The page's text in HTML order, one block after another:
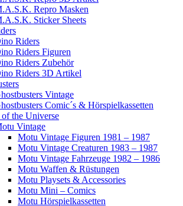
Repro Masken
Sticker Sheets
Riders
Riders Figuren
Riders Zubehör
Riders 3D Artikel
Vintage
Comic´s & Hörspielkassetten
of the Universe
Vintage
Motu Vintage Figuren 1981 – 1987
Motu Vintage Creaturen 1983 – 1987
Motu Vintage Fahrzeuge 1982 – 1986
Motu Waffen & Rüstungen
Motu Playsets & Accessories
Motu Mini – Comics
Motu Hörspielkassetten